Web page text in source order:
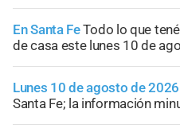
En Santa FeTodo lo que
de casa este lunes 10 de
Lunes 10 de agosto de 2026
Santa Fe; la información